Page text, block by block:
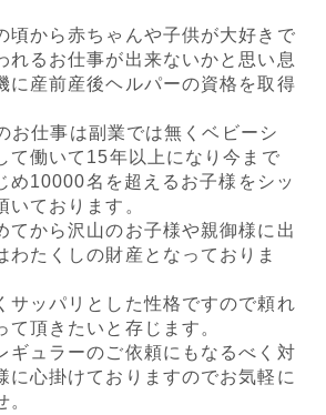
頃から赤ちゃんや子供が大好きで
れるお仕事が出来ないかと思い息
に産前産後ヘルパーの資格を取得
お仕事は副業では無くベビーシ
て働いて15年以上になり今まで
め10000名を超えるお子様をシッ
いております。
てから沢山のお子様や親御様に出
わたくしの財産となっておりま
サッパリとした性格ですので頼れ
て頂きたいと存じます。
ギュラーのご依頼にもなるべく対
に心掛けておりますのでお気軽に